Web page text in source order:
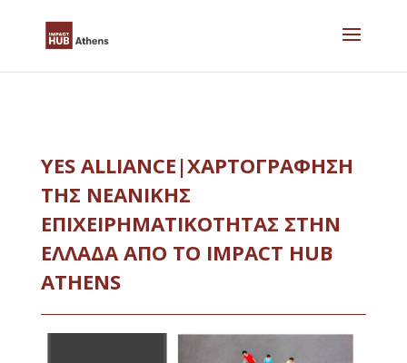
YES ALLIANCE|ΧΑΡΤΟΓΡΑΦΗΣΗ
ΤΗΣ ΝΕΑΝΙΚΗΣ
ΕΠΙΧΕΙΡΗΜΑΤΙΚΟΤΗΤΑΣ ΣΤΗΝ
ΕΛΛΑΔΑ ΑΠΟ ΤΟ IMPACT HUB
ATHENS